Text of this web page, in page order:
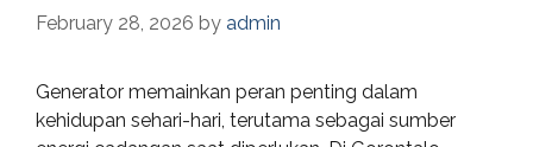
February 28, 2026 by admin
Generator memainkan peran penting dalam
kehidupan sehari-hari, terutama sebagai sumber